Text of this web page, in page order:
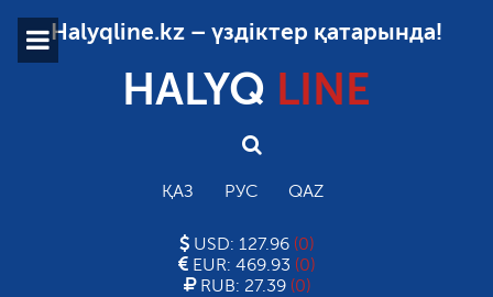
Halyqline.kz – үздіктер қатарында!
HALYQ LINE
ҚАЗ РУС QAZ
USD: 127.96 (0)
EUR: 469.93 (0)
RUB: 27.39 (0)